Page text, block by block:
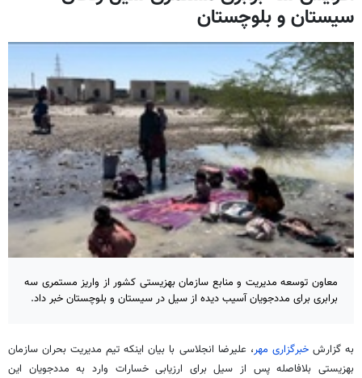
سیستان و بلوچستان
معاون توسعه مدیریت و منابع سازمان بهزیستی کشور از واریز مستمری سه
برابری برای مددجویان آسیب دیده از سیل در سیستان و بلوچستان خبر داد.
به گزارش خبرگزاری مهر، علیرضا انجلاسی با بیان اینکه تیم مدیریت بحران سازمان
بهزیستی بلافاصله پس از سیل برای ارزیابی خسارات وارد به مددجویان این